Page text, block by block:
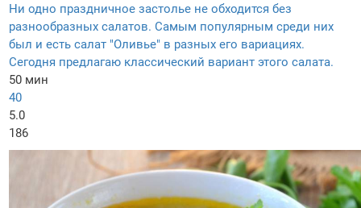
Ни одно праздничное застолье не обходится без
разнообразных салатов. Самым популярным среди них
был и есть салат "Оливье" в разных его вариациях.
Сегодня предлагаю классический вариант этого салата.
50 мин
40
5.0
186